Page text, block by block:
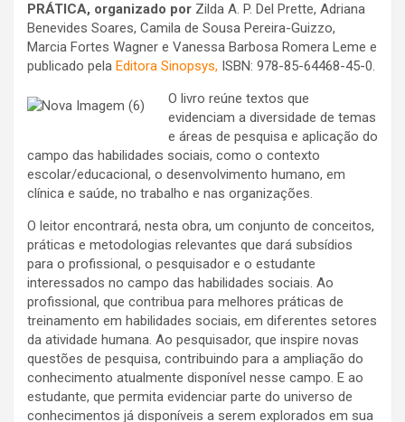
PRÁTICA, organizado por Zilda A. P. Del Prette, Adriana
Benevides Soares, Camila de Sousa Pereira-Guizzo,
Marcia Fortes Wagner e Vanessa Barbosa Romera Leme e
publicado pela Editora Sinopsys, ISBN: 978-85-64468-45-0.
O livro reúne textos que
evidenciam a diversidade de temas
e áreas de pesquisa e aplicação do
campo das habilidades sociais, como o contexto
escolar/educacional, o desenvolvimento humano, em
clínica e saúde, no trabalho e nas organizações.
O leitor encontrará, nesta obra, um conjunto de conceitos,
práticas e metodologias relevantes que dará subsídios
para o profissional, o pesquisador e o estudante
interessados no campo das habilidades sociais. Ao
profissional, que contribua para melhores práticas de
treinamento em habilidades sociais, em diferentes setores
da atividade humana. Ao pesquisador, que inspire novas
questões de pesquisa, contribuindo para a ampliação do
conhecimento atualmente disponível nesse campo. E ao
estudante, que permita evidenciar parte do universo de
conhecimentos já disponíveis a serem explorados em sua